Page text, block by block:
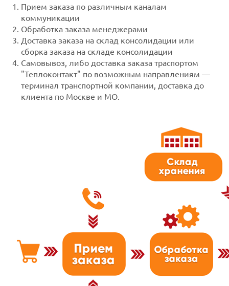
Прием заказа по различным каналам
коммуникации
Обработка заказа менеджерами
Доставка заказа на склад консолидации или
сборка заказа на складе консолидации
Самовывоз, либо доставка заказа траспортом
"Теплоконтакт" по возможным направлениям —
терминал транспортной компании, доставка до
клиента по Москве и МО.